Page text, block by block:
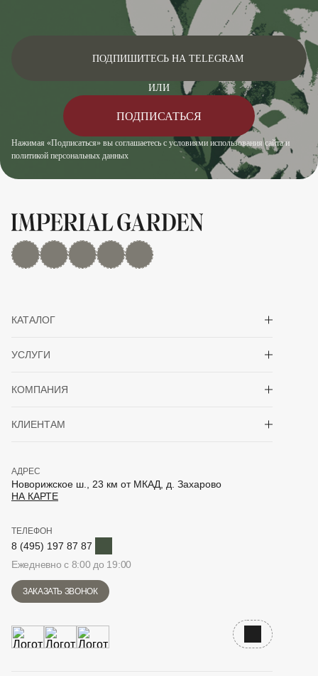
Нажимая «Подписаться» вы соглашаетесь с условиями использования сайта и
политикой персональных данных
ПОДПИШИТЕСЬ НА TELEGRAM
ИЛИ
ПОДПИСАТЬСЯ
MAX Дзен YouTuberutubeTelegram
КАТАЛОГ
УСЛУГИ
КОМПАНИЯ
КЛИЕНТАМ
АДРЕС
Новорижское ш., 23 км от МКАД, д. Захарово
НА КАРТЕ
ТЕЛЕФОН
8 (495) 197 87 87
Ежедневно с 8:00 до 19:00
ЗАКАЗАТЬ ЗВОНОК
Наверх